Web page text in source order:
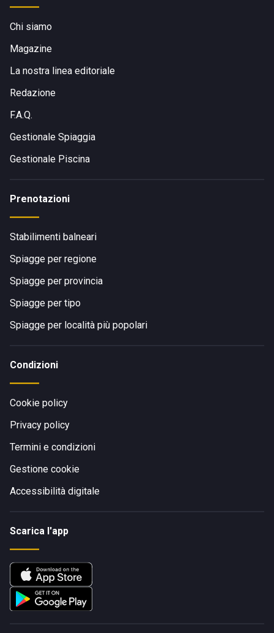
Chi siamo
Magazine
La nostra linea editoriale
Redazione
F.A.Q.
Gestionale Spiaggia
Gestionale Piscina
Prenotazioni
Stabilimenti balneari
Spiagge per regione
Spiagge per provincia
Spiagge per tipo
Spiagge per località più popolari
Condizioni
Cookie policy
Privacy policy
Termini e condizioni
Gestione cookie
Accessibilità digitale
Scarica l'app